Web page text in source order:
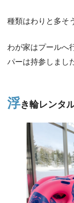
種類はわりと多そ
わが家はプールへ
パーは持参しまし
浮き輪レンタ